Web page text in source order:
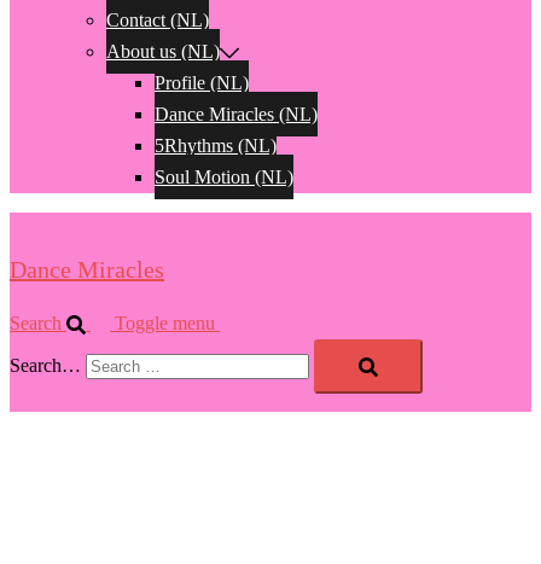
Contact (NL)
About us (NL)
Profile (NL)
Dance Miracles (NL)
5Rhythms (NL)
Soul Motion (NL)
Dance Miracles
Search Toggle menu
Search…